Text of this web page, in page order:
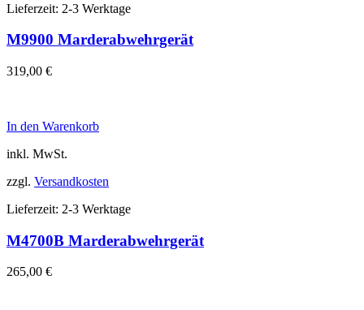
Lieferzeit: 2-3 Werktage
M9900 Marderabwehrgerät
319,00 €
In den Warenkorb
inkl. MwSt.
zzgl. Versandkosten
Lieferzeit: 2-3 Werktage
M4700B Marderabwehrgerät
265,00 €